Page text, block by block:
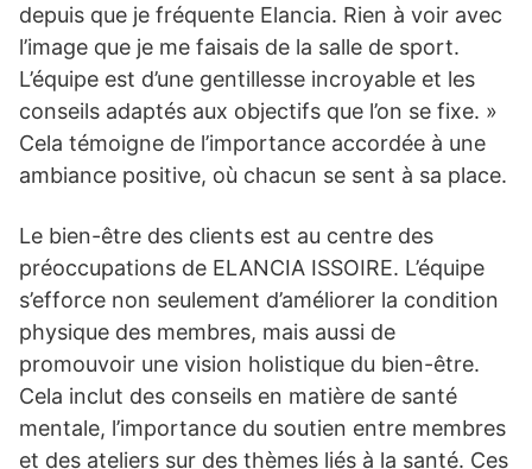
depuis que je fréquente Elancia. Rien à voir avec
l’image que je me faisais de la salle de sport.
L’équipe est d’une gentillesse incroyable et les
conseils adaptés aux objectifs que l’on se fixe. »
Cela témoigne de l’importance accordée à une
ambiance positive, où chacun se sent à sa place.
Le bien-être des clients est au centre des
préoccupations de ELANCIA ISSOIRE. L’équipe
s’efforce non seulement d’améliorer la condition
physique des membres, mais aussi de
promouvoir une vision holistique du bien-être.
Cela inclut des conseils en matière de santé
mentale, l’importance du soutien entre membres
et des ateliers sur des thèmes liés à la santé. Ces